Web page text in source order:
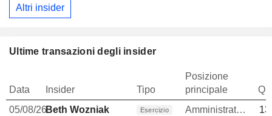
Altri insider
Ultime transazioni degli insider
Data Insider Tipo
Posizione
principale
05/08/26Beth Wozniak Esercizio Amministratore delegato